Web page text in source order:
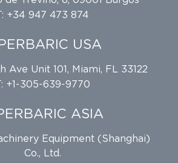
T: +34 947 473 874
USA
Ave Unit 101, Miami, FL 33122
T: +1-305-639-9770
ASIA
Equipment (Shanghai)
Co., Ltd.